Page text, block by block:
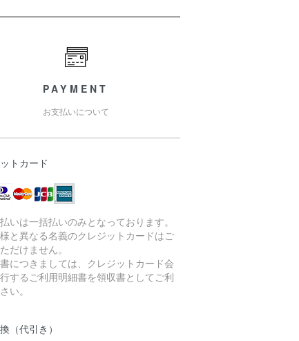
PAYMENT
お支払いについて
トカード
いは一括払いのみとなっております。
様と異なる名義のクレジットカードはご
だけません。
書につきましては、クレジットカード会
するご利用明細書を領収書としてご利
い。
（代引き）